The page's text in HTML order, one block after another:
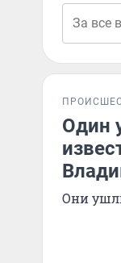
Один
Они